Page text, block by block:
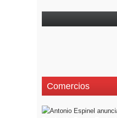
Comercios